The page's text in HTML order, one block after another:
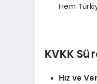
Hem
KVKK
Hız ve